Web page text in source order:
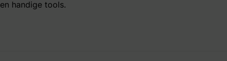
en handige tools.